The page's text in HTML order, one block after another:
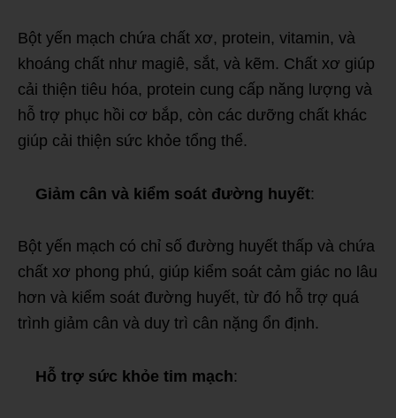
Bột yến mạch chứa chất xơ, protein, vitamin, và
khoáng chất như magiê, sắt, và kẽm. Chất xơ giúp
cải thiện tiêu hóa, protein cung cấp năng lượng và
hỗ trợ phục hồi cơ bắp, còn các dưỡng chất khác
giúp cải thiện sức khỏe tổng thể.
Giảm cân và kiểm soát đường huyết:
Bột yến mạch có chỉ số đường huyết thấp và chứa
chất xơ phong phú, giúp kiểm soát cảm giác no lâu
hơn và kiểm soát đường huyết, từ đó hỗ trợ quá
trình giảm cân và duy trì cân nặng ổn định.
Hỗ trợ sức khỏe tim mạch: